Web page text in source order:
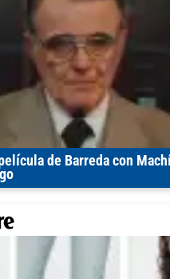
de Barreda con